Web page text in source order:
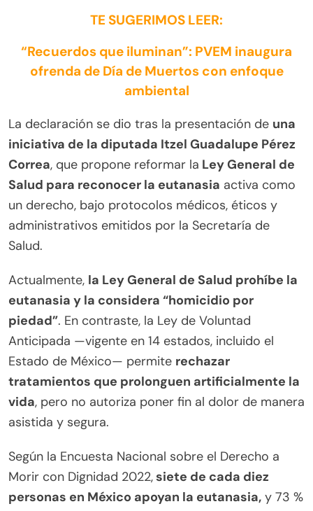
TE SUGERIMOS LEER:
“Recuerdos que iluminan”: PVEM inaugura
ofrenda de Día de Muertos con enfoque
ambiental
La declaración se dio tras la presentación de una
iniciativa de la diputada Itzel Guadalupe Pérez
Correa, que propone reformar la Ley General de
Salud para reconocer la eutanasia activa como
un derecho, bajo protocolos médicos, éticos y
administrativos emitidos por la Secretaría de
Salud.
Actualmente, la Ley General de Salud prohíbe la
eutanasia y la considera “homicidio por
piedad”. En contraste, la Ley de Voluntad
Anticipada —vigente en 14 estados, incluido el
Estado de México— permite rechazar
tratamientos que prolonguen artificialmente la
vida, pero no autoriza poner fin al dolor de manera
asistida y segura.
Según la Encuesta Nacional sobre el Derecho a
Morir con Dignidad 2022,siete de cada diez
personas en México apoyan la eutanasia, y 73 %